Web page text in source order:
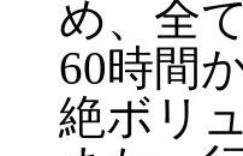
め、全
60時間
絶ボリ